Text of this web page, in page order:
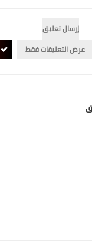
إرسال تعليق
عرض التعليقات فقط